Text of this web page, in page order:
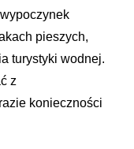
pieszych,
turystyki wodnej.
z
konieczności